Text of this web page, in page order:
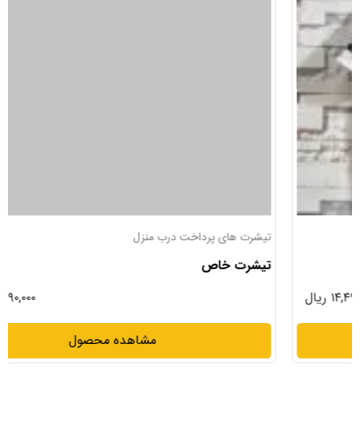
تیشرت های پرداخت درب منزل
تیشرت خاص
مشاهده محصول